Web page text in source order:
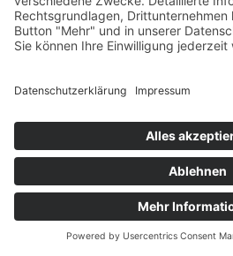
Ihr findet weitere Infos im Flyer
vom Turnfest:
TURN WARRIOR
STÄDTETOUR
Mai bis September